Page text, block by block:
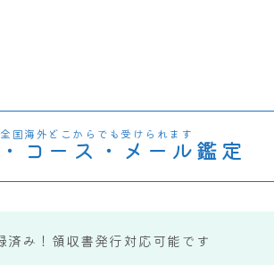
国海外どこからでも受けられます
コース・メール鑑定
済み！領収書発行対応可能です